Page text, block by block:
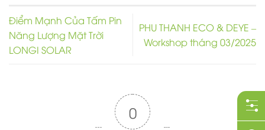
Điểm Mạnh Của Tấm Pin
Năng Lượng Mặt Trời
LONGI SOLAR
PHU THANH ECO & DEYE –
Workshop tháng 03/2025
0